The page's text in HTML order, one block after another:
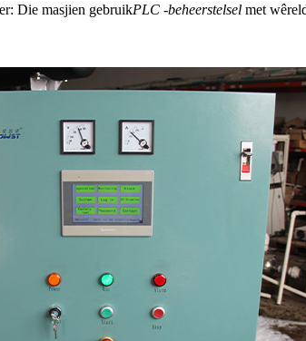
Die masjien gebruikPLC -beheerstelsel met